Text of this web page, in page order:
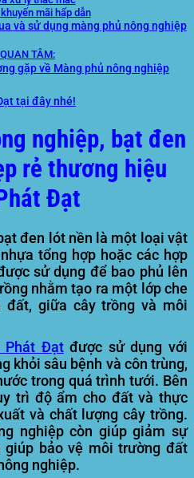
mãi hấp dẫn
và sử dụng màng phủ nông nghiệp
TÂM:
gặp về Màng phủ nông nghiệp
tại đây nhé!
nghiệp, bạt đen
rẻ thương hiệu
Đạt
đen lót nền là một loại vật
tổng hợp hoặc các hợp
sử dụng để bao phủ lên
nhằm tạo ra một lớp che
đất, giữa cây trồng và môi
Phát Đạtđược sử dụng với
khỏi sâu bệnh và côn trùng,
trong quá trình tưới. Bên
trì độ ẩm cho đất và thực
và chất lượng cây trồng.
nghiệp còn giúp giảm sự
bảo vệ môi trường đất
nghiệp.